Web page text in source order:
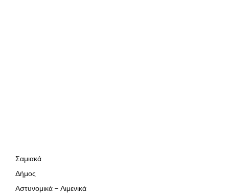
Σαμιακά
Δήμος
Αστυνομικά – Λιμενικά